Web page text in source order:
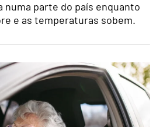
numa parte do país enquanto
e as temperaturas sobem.